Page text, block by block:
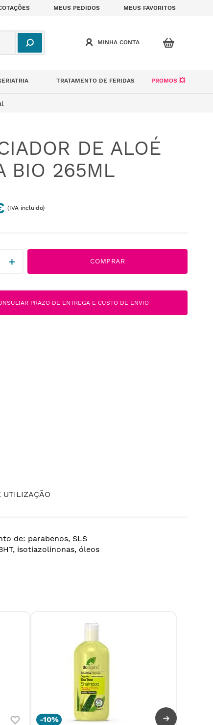
MEUS PEDIDOS MEUS FAVORITOS
TRATAMENTO DE FERIDAS PROMOS 💥
DE ALOÉ
BIO 265ML
(IVA incluido)
＋ COMPRAR
PRAZO DE ENTREGA E CUSTO DE ENVIO
UTILIZAÇÃO
de: parabenos, SLS
isotiazolinonas, óleos
-10%